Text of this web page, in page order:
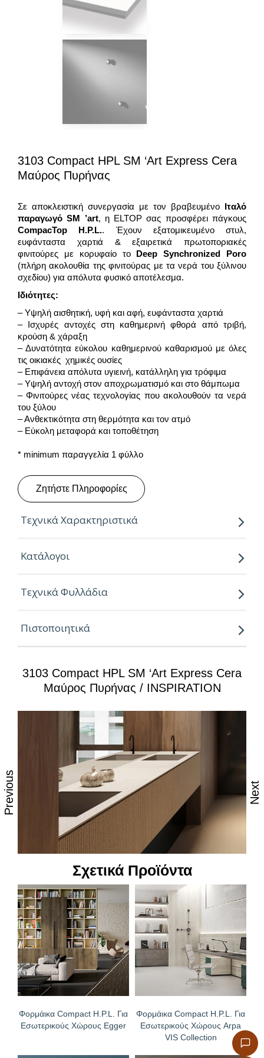
3103 Compact HPL SM ‘art Express Cera
Μαύρος Πυρήνας
Σε αποκλειστική συνεργασία με τον βραβευμένο Ιταλό
παραγωγό SM ’art, η ELTOP σας προσφέρει πάγκους
CompacTop H.P.L.. Έχουν εξατομικευμένο στυλ,
ευφάνταστα χαρτιά & εξαιρετικά πρωτοποριακές
φινιτούρες με κορυφαίο το Deep Synchronized Poro
(πλήρη ακολουθία της φινιτούρας με τα νερά του ξύλινου
σχεδίου) για απόλυτα φυσικό αποτέλεσμα.
Ιδιότητες:
– Υψηλή αισθητική, υφή και αφή, ευφάνταστα χαρτιά
– Ισχυρές αντοχές στη καθημερινή φθορά από τριβή,
κρούση & χάραξη
– Δυνατότητα εύκολου καθημερινού καθαρισμού με όλες
τις οικιακές χημικές ουσίες
– Επιφάνεια απόλυτα υγιεινή, κατάλληλη για τρόφιμα
– Υψηλή αντοχή στον αποχρωματισμό και στο θάμπωμα
– Φινιτούρες νέας τεχνολογίας που ακολουθούν τα νερά
του ξύλου
– Ανθεκτικότητα στη θερμότητα και τον ατμό
– Εύκολη μεταφορά και τοποθέτηση
* minimum παραγγελία 1 φύλλο
Ζητήστε Πληροφορίες
Τεχνικά Χαρακτηριστικά
Πάχη:
12mm
Διαστάσεις:
4200mm X 1400mm
Κατάλογοι
Τεχνικά Φυλλάδια
Πιστοποιητικά
3103 Compact HPL SM ‘art Express Cera
Μαύρος Πυρήνας / INSPIRATION
Previous Next
Σχετικά Προϊόντα
Φορμάικα Compact H.P.L. Για
Εσωτερικούς Χώρους Egger
Φορμάικα Compact H.P.L. Για
Εσωτερικούς Χώρους Arpa
VIS Collection